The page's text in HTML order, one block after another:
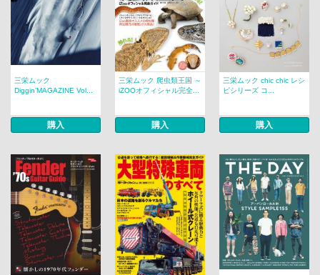
三栄ムック
Diggin’MAGAZINE Vol...
購入
三栄ムック 爬虫類王国 ～
iZOOオフィシャル完全...
購入
三栄ムック chic chic レシ
ピシリーズ コ...
購入